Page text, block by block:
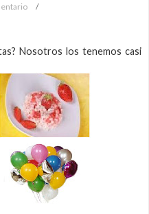
Nosotros los tenemos casi